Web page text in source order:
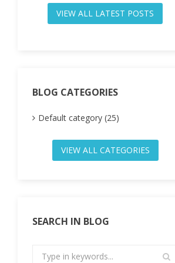
VIEW ALL LATEST POSTS
BLOG CATEGORIES
Default category (25)
VIEW ALL CATEGORIES
SEARCH IN BLOG